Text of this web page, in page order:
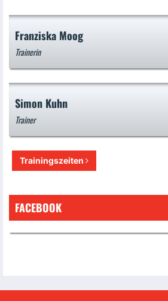
Franziska Moog
Trainerin
Simon Kuhn
Trainer
Trainingszeiten
FACEBOOK